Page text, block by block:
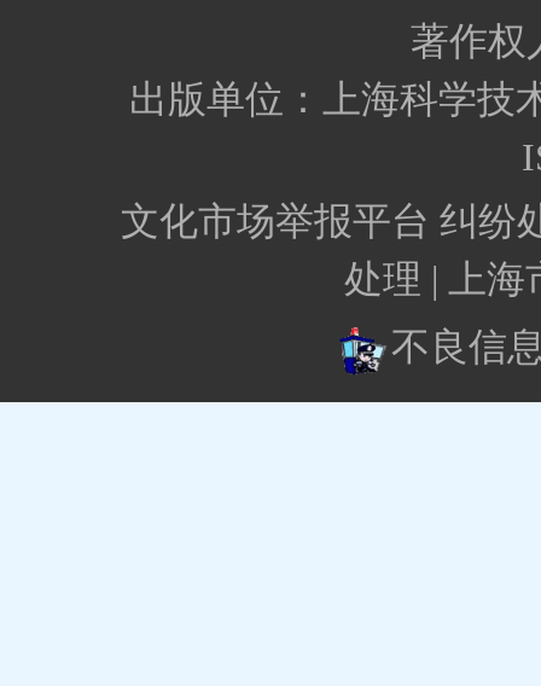
著作权
出版单位：上海科学技
文化市场举报平台 纠纷
处理 |
上
不良信